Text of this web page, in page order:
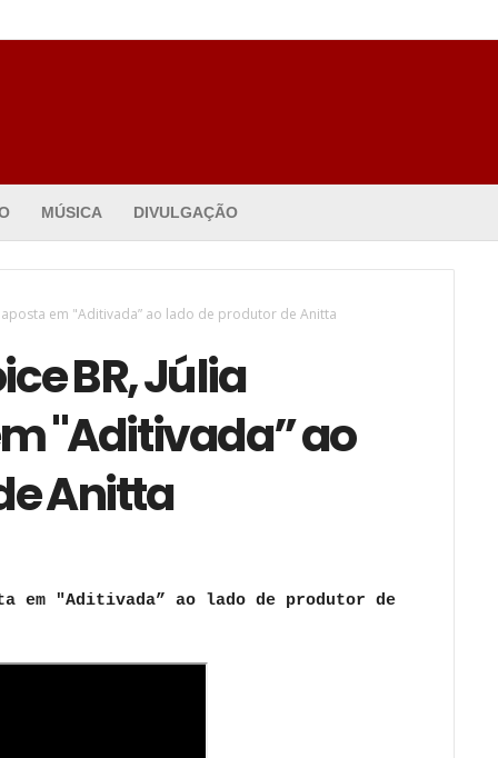
MÚSICA DIVULGAÇÃO
aposta em "Aditivada” ao lado de produtor de Anitta
BR, Júlia
"Aditivada” ao
Anitta
em "Aditivada” ao lado de produtor de